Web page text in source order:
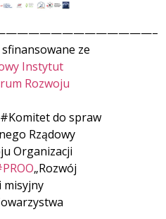
ze
Instytut
Rozwoju
#Komitet do spraw
Rządowy
Organizacji
„Rozwój
misyjny